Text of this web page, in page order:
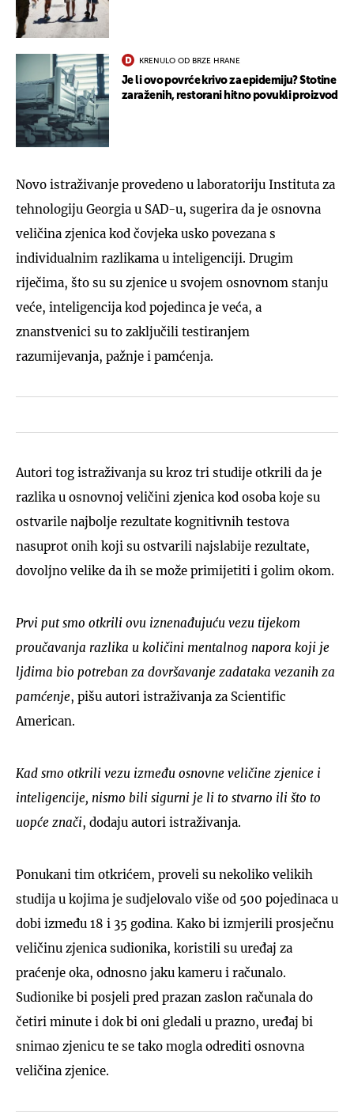
KRENULO OD BRZE HRANE
Je li ovo povrće krivo za epidemiju? Stotine
zaraženih, restorani hitno povukli proizvod
Novo istraživanje provedeno u laboratoriju Instituta za
tehnologiju Georgia u SAD-u, sugerira da je osnovna
veličina zjenica kod čovjeka usko povezana s
individualnim razlikama u inteligenciji. Drugim
riječima, što su su zjenice u svojem osnovnom stanju
veće, inteligencija kod pojedinca je veća, a
znanstvenici su to zaključili testiranjem
razumijevanja, pažnje i pamćenja.
Autori tog istraživanja su kroz tri studije otkrili da je
razlika u osnovnoj veličini zjenica kod osoba koje su
ostvarile najbolje rezultate kognitivnih testova
nasuprot onih koji su ostvarili najslabije rezultate,
dovoljno velike da ih se može primijetiti i golim okom.
Prvi put smo otkrili ovu iznenađujuću vezu tijekom
proučavanja razlika u količini mentalnog napora koji je
ljdima bio potreban za dovršavanje zadataka vezanih za
pamćenje, pišu autori istraživanja za Scientific
American.
Kad smo otkrili vezu između osnovne veličine zjenice i
inteligencije, nismo bili sigurni je li to stvarno ili što to
uopće znači, dodaju autori istraživanja.
Ponukani tim otkrićem, proveli su nekoliko velikih
studija u kojima je sudjelovalo više od 500 pojedinaca u
dobi između 18 i 35 godina. Kako bi izmjerili prosječnu
veličinu zjenica sudionika, koristili su uređaj za
praćenje oka, odnosno jaku kameru i računalo.
Sudionike bi posjeli pred prazan zaslon računala do
četiri minute i dok bi oni gledali u prazno, uređaj bi
snimao zjenicu te se tako mogla odrediti osnovna
veličina zjenice.